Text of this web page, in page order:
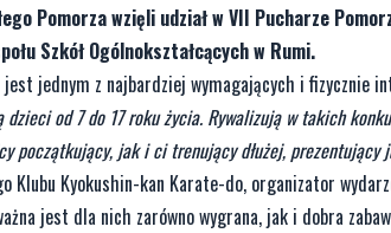
Pomorza wzięli udział w VII Pucharze
Szkół Ogólnokształcących w Rumi.
jednym z najbardziej wymagających i fizycznie
dzieci od 7 do 17 roku życia. Rywalizują w takich
początkujący, jak i ci trenujący dłużej, prezentujący
Klubu Kyokushin-kan Karate-do, organizator
jest dla nich zarówno wygrana, jak i dobra